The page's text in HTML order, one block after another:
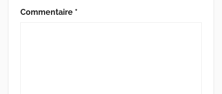
Commentaire *